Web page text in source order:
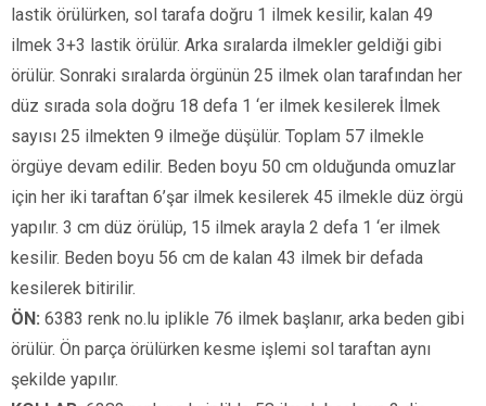
lastik örülürken, sol tarafa doğru 1 ilmek kesilir, kalan 49
ilmek 3+3 lastik örülür. Arka sıralarda ilmekler geldiği gibi
örülür. Sonraki sıralarda örgünün 25 ilmek olan tarafından her
düz sırada sola doğru 18 defa 1 ‘er ilmek kesilerek İlmek
sayısı 25 ilmekten 9 ilmeğe düşülür. Toplam 57 ilmekle
örgüye devam edilir. Beden boyu 50 cm olduğunda omuzlar
için her iki taraftan 6’şar ilmek kesilerek 45 ilmekle düz örgü
yapılır. 3 cm düz örülüp, 15 ilmek arayla 2 defa 1 ‘er ilmek
kesilir. Beden boyu 56 cm de kalan 43 ilmek bir defada
kesilerek bitirilir.
ÖN: 6383 renk no.lu iplikle 76 ilmek başlanır, arka beden gibi
örülür. Ön parça örülürken kesme işlemi sol taraftan aynı
şekilde yapılır.